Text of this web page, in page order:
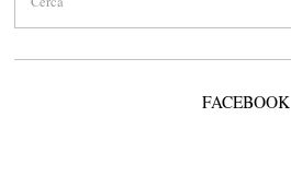
FACEBOOK